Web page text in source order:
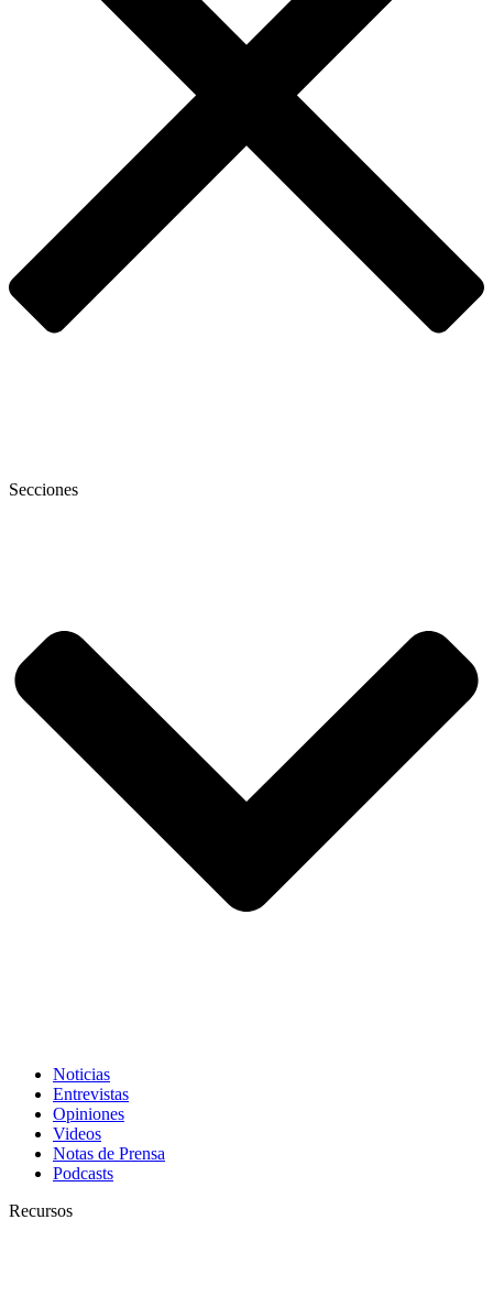
Secciones
Noticias
Entrevistas
Opiniones
Videos
Notas de Prensa
Podcasts
Recursos